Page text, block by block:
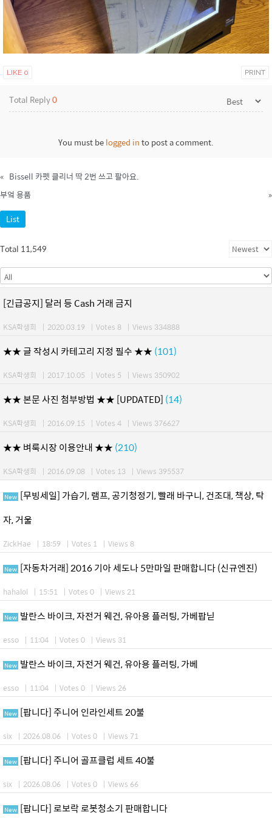
LIKE 0 PRINT
Total Reply0
You must belogged into post a comment.
« Bissell 카펫 클리너 딱 2번 쓰고 팔아요.
부엌 용품
»
List
Total 11,549
[긴급공지] 달러 등 Cash 거래 금지
KSA학생회 | 2020.03.19 | Votes 8 | Views 334888
★★ 글 작성시 카테고리 지정 필수 ★★ (101)
KSA학생회 | 2017.10.05 | Votes 5 | Views 350902
★★ 본문 사진 첨부방법 ★★ [UPDATED] (14)
KSA학생회 | 2016.09.15 | Votes 4 | Views 376627
★★ 벼룩시장 이용안내 ★★ (210)
KSA학생회 | 2016.09.08 | Votes 13 | Views 395537
New [무빙세일] 가습기, 램프, 공기청정기, 빨래 바구니, 건조대, 책상, 탁
자, 거울
ZickHae | 18:59 | Votes 1 | Views 8
New [자동차거래] 2016 기아 세도나 5만마일 판매합니다 (신규엔진)
hahalol | 15:51 | Votes 0 | Views 21
New 발란스 바이크, 자전거 웨건, 유아용 플러팅, 가베팝닏
esso | 11:04 | Votes 0 | Views 31
New 발란스 바이크, 자전거 웨건, 유아용 플러팅, 가베
esso | 11:04 | Votes 0 | Views 26
New [팝니다] 주니어 인라인세트 20불
six | 2026.08.06 | Votes 0 | Views 71
New [팝니다] 주니어 골프클럽 세트 40불
six | 2026.08.06 | Votes 0 | Views 66
New [팝니다] 로보락 로봇청소기 판매합니다